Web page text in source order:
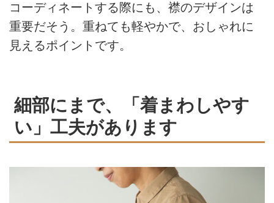
コーディネートする際にも、襟のデザインは
重要だそう。重ねても軽やかで、おしゃれに
見えるポイントです。
細部にまで、「着まわしやす
い」工夫があります